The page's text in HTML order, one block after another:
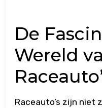
De
Wereld
Raceauto’s zijn niet